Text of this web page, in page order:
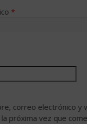
*
correo electrónico y
próxima vez que